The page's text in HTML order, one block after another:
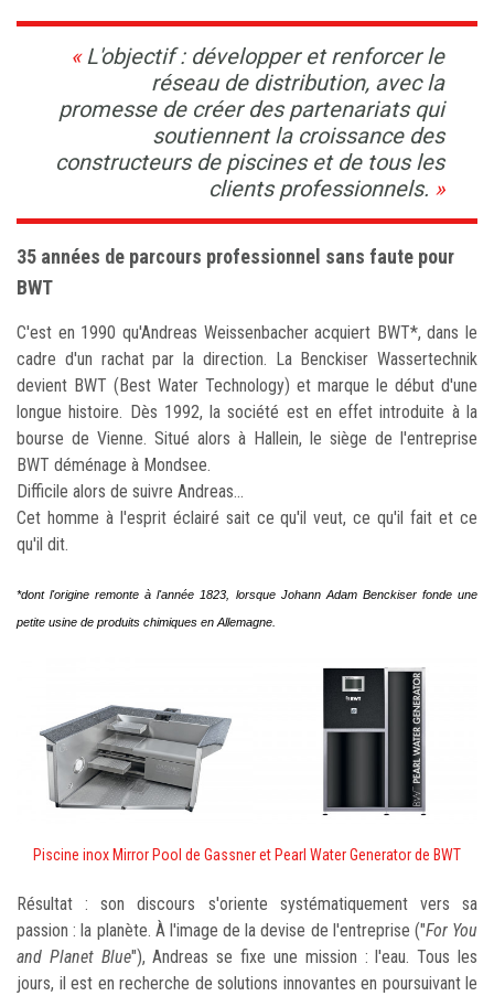
L'objectif : développer et renforcer le
réseau de distribution, avec la
promesse de créer des partenariats qui
soutiennent la croissance des
constructeurs de piscines et de tous les
clients professionnels.
35 années de parcours professionnel sans faute pour
BWT
C'est en 1990 qu'Andreas Weissenbacher acquiert BWT*, dans le
cadre d'un rachat par la direction. La Benckiser Wassertechnik
devient BWT (Best Water Technology) et marque le début d'une
longue histoire. Dès 1992, la société est en effet introduite à la
bourse de Vienne. Situé alors à Hallein, le siège de l'entreprise
BWT déménage à Mondsee.
Difficile alors de suivre Andreas...
Cet homme à l'esprit éclairé sait ce qu'il veut, ce qu'il fait et ce
qu'il dit.
*dont l'origine remonte à l'année 1823, lorsque Johann Adam Benckiser fonde une
petite usine de produits chimiques en Allemagne.
Piscine inox Mirror Pool de Gassner et Pearl Water Generator de BWT
Résultat : son discours s'oriente systématiquement vers sa
passion : la planète. À l'image de la devise de l'entreprise ("For You
and Planet Blue"), Andreas se fixe une mission : l'eau. Tous les
jours, il est en recherche de solutions innovantes en poursuivant le